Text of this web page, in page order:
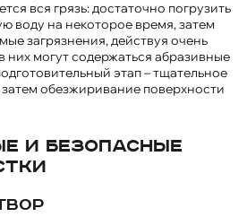
вся грязь: достаточно погрузить
воду на некоторое время, затем
загрязнения, действуя очень
них могут содержаться абразивные
этап – тщательное
обезжиривание поверхности
и безопасные